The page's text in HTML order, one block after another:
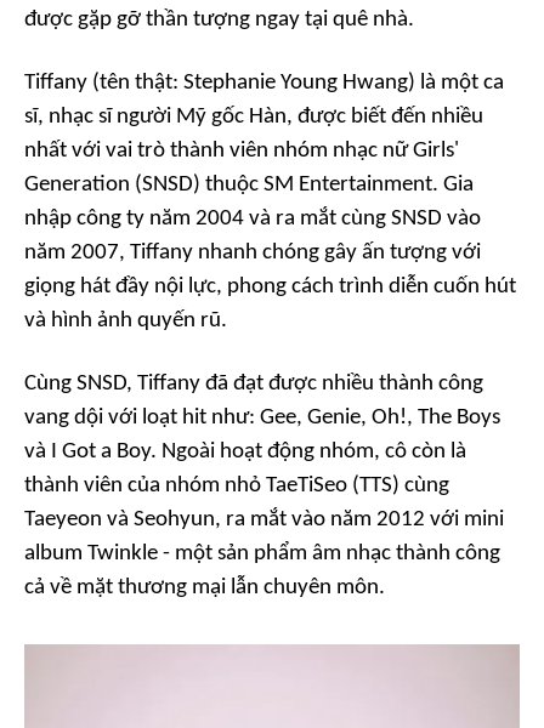
được gặp gỡ thần tượng ngay tại quê nhà.
Tiffany (tên thật: Stephanie Young Hwang) là một ca
sĩ, nhạc sĩ người Mỹ gốc Hàn, được biết đến nhiều
nhất với vai trò thành viên nhóm nhạc nữ Girls'
Generation (SNSD) thuộc SM Entertainment. Gia
nhập công ty năm 2004 và ra mắt cùng SNSD vào
năm 2007, Tiffany nhanh chóng gây ấn tượng với
giọng hát đầy nội lực, phong cách trình diễn cuốn hút
và hình ảnh quyến rũ.
Cùng SNSD, Tiffany đã đạt được nhiều thành công
vang dội với loạt hit như: Gee, Genie, Oh!, The Boys
và I Got a Boy. Ngoài hoạt động nhóm, cô còn là
thành viên của nhóm nhỏ TaeTiSeo (TTS) cùng
Taeyeon và Seohyun, ra mắt vào năm 2012 với mini
album Twinkle - một sản phẩm âm nhạc thành công
cả về mặt thương mại lẫn chuyên môn.